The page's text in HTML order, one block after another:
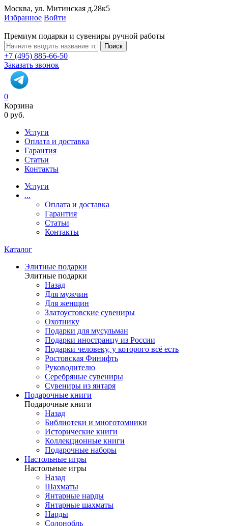
Москва, ул. Митинская д.28к5
Избранное Войти
Премиум подарки и сувениры ручной работы
Поиск
+7 (495) 885-66-50
Заказать звонок
0
Корзина
0 руб.
Услуги
Оплата и доставка
Гарантия
Статьи
Контакты
Услуги
...
Оплата и доставка
Гарантия
Статьи
Контакты
Каталог
Элитные подарки
Элитные подарки
Назад
Для мужчин
Для женщин
Златоустовские сувениры
Охотнику
Подарки для мусульман
Подарки иностранцу из России
Подарки человеку, у которого всё есть
Ростовская Финифть
Руководителю
Серебряные сувениры
Сувениры из янтаря
Подарочные книги
Подарочные книги
Назад
Библиотеки и многотомники
Исторические книги
Коллекционные книги
Подарочные наборы
Настольные игры
Настольные игры
Назад
Шахматы
Янтарные нарды
Янтарные шахматы
Нарды
Солонобль